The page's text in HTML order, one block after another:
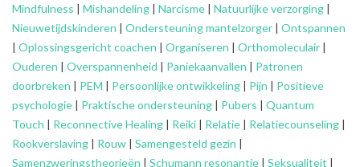
Mindfulness | Mishandeling | Narcisme | Natuurlijke verzorging |
Nieuwetijdskinderen | Ondersteuningmantelzorger | Ontspannen
| Oplossingsgericht coachen | Organiseren | Orthomoleculair |
Ouderen | Overspannenheid | Paniekaanvallen | Patronen
doorbreken | PEM | Persoonlijke ontwikkeling | Pijn | Positieve
psychologie | Praktische ondersteuning | Pubers | Quantum
Touch | Reconnective Healing | Reiki | Relatie | Relatiecounseling |
Rookverslaving | Rouw | Samengesteld gezin |
Samenzweringstheorieën | Schumann resonantie | Seksualiteit |